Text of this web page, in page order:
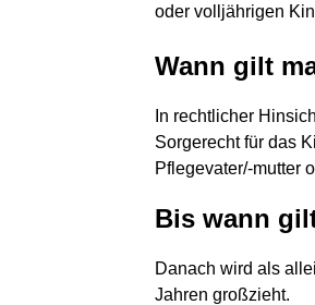
oder volljährigen
Wann gilt
In rechtlicher
Sorgerecht für das
Pflegevater/-mutter
Bis wann
Danach wird als
Jahren großzieht.